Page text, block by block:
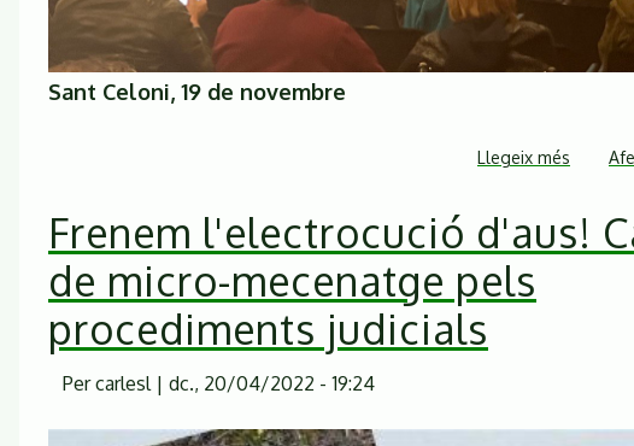
Sant Celoni, 19 de novembre
Llegeix més sobre
nou
Pla
debat.
Frenem l'electrocució d'aus!
de micro-mecenatge pels
procediments judicials
Percarlesl | dc., 20/04/2022 - 19:24